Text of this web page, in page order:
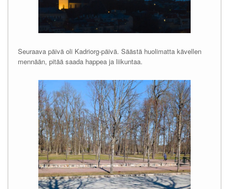
Seuraava päivä oli Kadriorg-päivä. Säästä huolimatta kävellen
mennään, pitää saada happea ja liikuntaa.